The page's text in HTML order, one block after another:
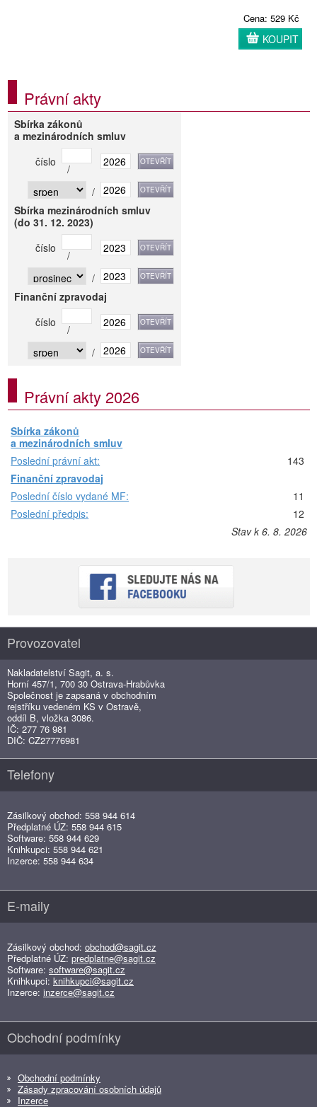
Cena: 529 Kč
KOUPIT
Právní akty
Sbírka zákonů
a mezinárodních smluv
číslo
/
/
Sbírka mezinárodních smluv
(do 31. 12. 2023)
číslo
/
/
Finanční zpravodaj
číslo
/
/
Právní akty 2026
Sbírka zákonů
a mezinárodních smluv
Poslední právní akt:
143
Finanční zpravodaj
Poslední číslo vydané MF:
11
Poslední předpis:
12
Stav k 6. 8. 2026
Provozovatel
Nakladatelství Sagit, a. s.
Horní 457/1, 700 30 Ostrava-Hrabůvka
Společnost je zapsaná v obchodním
rejstříku vedeném KS v Ostravě,
oddíl B, vložka 3086.
IČ: 277 76 981
DIČ: CZ27776981
Telefony
Zásilkový obchod: 558 944 614
Předplatné ÚZ: 558 944 615
Software: 558 944 629
Knihkupci: 558 944 621
Inzerce: 558 944 634
E-maily
Zásilkový obchod: obchod@sagit.cz
Předplatné ÚZ: predplatne@sagit.cz
Software: software@sagit.cz
Knihkupci: knihkupci@sagit.cz
Inzerce: inzerce@sagit.cz
Obchodní podmínky
Obchodní podmínky
Zásady zpracování osobních údajů
Inzerce